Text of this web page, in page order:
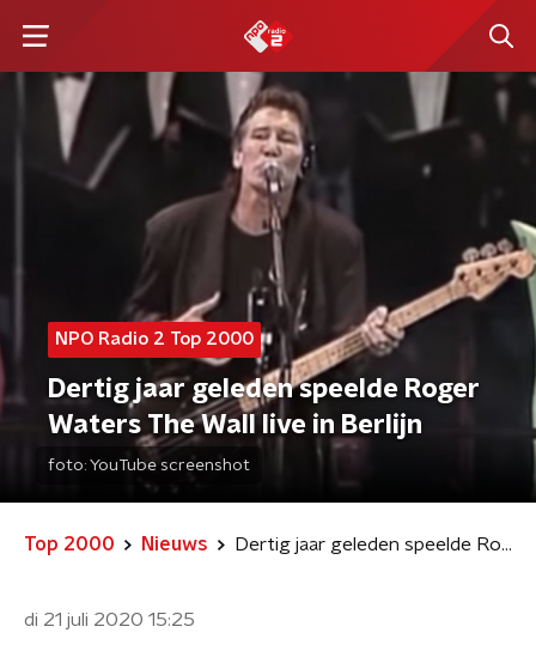
NPO Radio 2 Top 2000
Dertig jaar geleden speelde Roger
Waters The Wall live in Berlijn
foto: YouTube screenshot
Top 2000 Nieuws Dertig jaar geleden speelde Roger Waters The Wall live in Berlijn
di 21 juli 2020 15:25